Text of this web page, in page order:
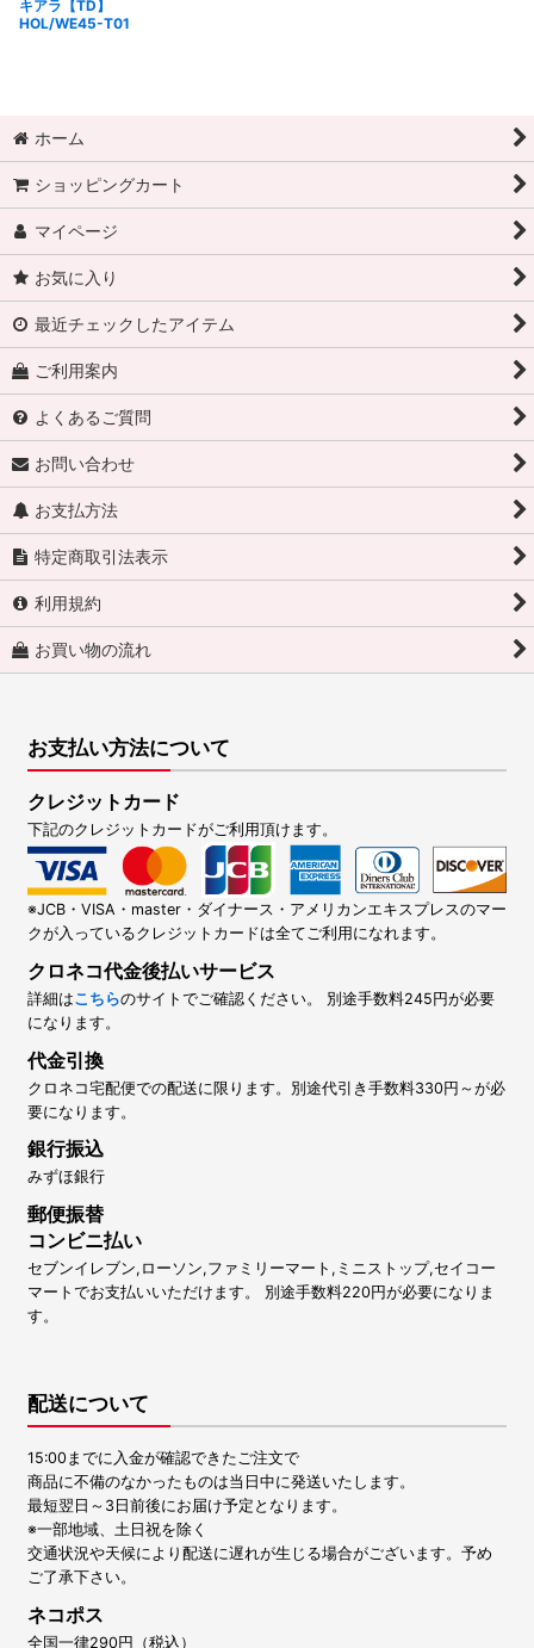
キアラ【TD】
HOL/WE45-T01
ホーム
ショッピングカート
マイページ
お気に入り
最近チェックしたアイテム
ご利用案内
よくあるご質問
お問い合わせ
お支払方法
特定商取引法表示
利用規約
お買い物の流れ
お支払い方法について
クレジットカード
下記のクレジットカードがご利用頂けます。
※JCB・VISA・master・ダイナース・アメリカンエキスプレスのマー
クが入っているクレジットカードは全てご利用になれます。
クロネコ代金後払いサービス
詳細はこちらのサイトでご確認ください。 別途手数料245円が必要
になります。
代金引換
クロネコ宅配便での配送に限ります。別途代引き手数料330円～が必
要になります。
銀行振込
みずほ銀行
郵便振替
コンビニ払い
セブンイレブン,ローソン,ファミリーマート,ミニストップ,セイコー
マートでお支払いいただけます。 別途手数料220円が必要になりま
す。
配送について
15:00までに入金が確認できたご注文で
商品に不備のなかったものは当日中に発送いたします。
最短翌日～3日前後にお届け予定となります。
※一部地域、土日祝を除く
交通状況や天候により配送に遅れが生じる場合がございます。予め
ご了承下さい。
ネコポス
全国一律290円（税込）